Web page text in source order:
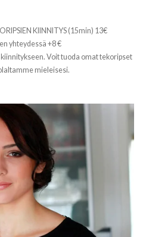
KIINNITYS (15min) 13€
yhteydessä +8 €
Voit tuoda omat tekoripset
mieleisesi.